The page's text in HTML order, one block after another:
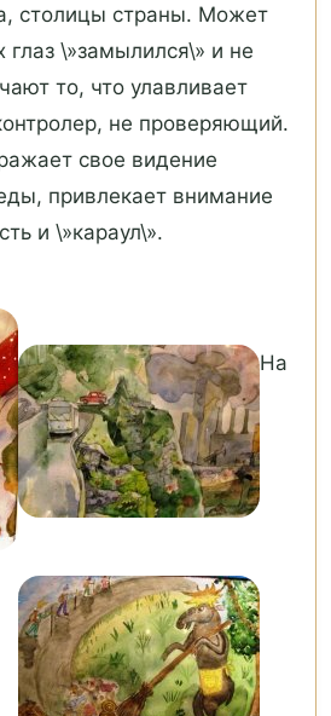
столицы страны. Может
глаз \»замылился\» и не
то, что улавливает
не проверяющий.
свое видение
привлекает внимание
и \»караул\».
На